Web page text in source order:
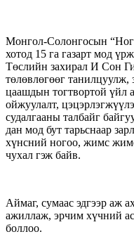
Монгол-Солонгосын
хотод 15 га газарт мод
Төслийн захирал И Сон
төлөвлөгөөг
цаашдын тогтвортой үйл
ойжуулалт,
судалгааны талбайг
дан мод бут тарьснаар
хүнсний ногоо, жимс
чухал гэж байв.
Аймаг, сумаас эдгээр аж
ажиллаж, эрчим хүчний
боллоо.